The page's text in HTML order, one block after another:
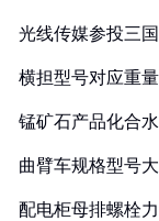
光线传媒参投三
横担型号对应重量
锰矿石产品化合
曲臂车规格型号
配电柜母排螺栓